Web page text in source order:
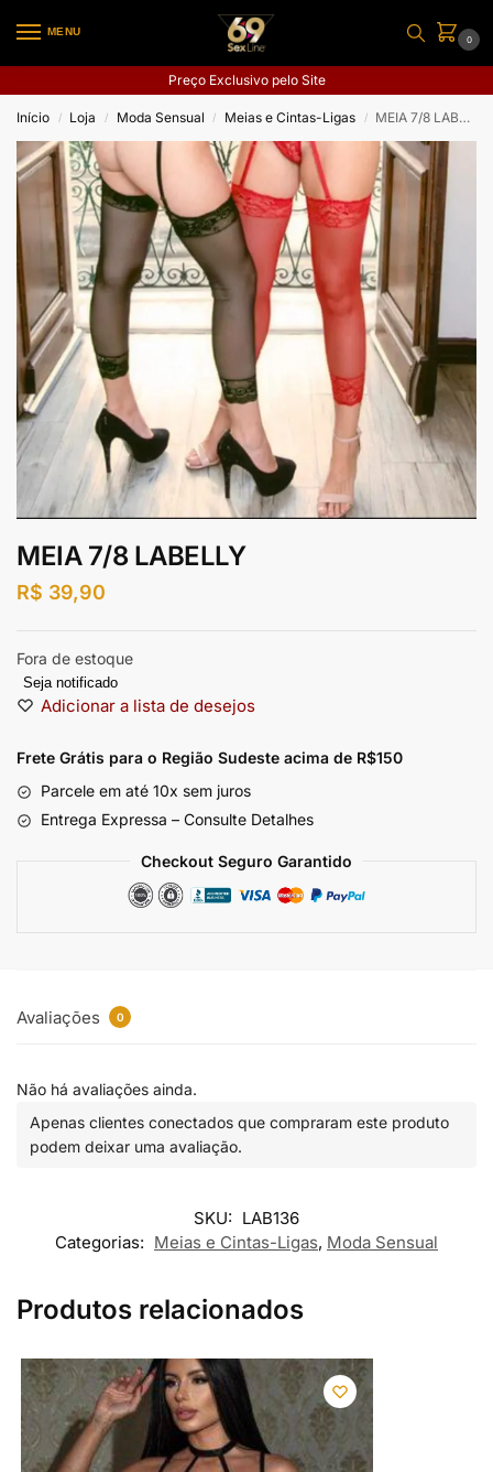
MENU
0
Preço Exclusivo pelo Site
Início / Loja / Moda Sensual / Meias e Cintas-Ligas / MEIA 7/8 LABELLY
MEIA 7/8 LABELLY
R$ 39,90
Fora de estoque
Seja notificado
Adicionar a lista de desejos
Frete Grátis para o Região Sudeste acima de R$150
Parcele em até 10x sem juros
Entrega Expressa – Consulte Detalhes
Checkout Seguro Garantido
Avaliações 0
Não há avaliações ainda.
Apenas clientes conectados que compraram este produto
podem deixar uma avaliação.
SKU: LAB136
Categorias: Meias e Cintas-Ligas, Moda Sensual
Produtos relacionados